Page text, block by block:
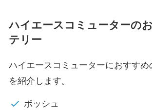
ハイエースコミューターの
テリー
ハイエースコミューターにおすすめ
を紹介します。
ボッシュ